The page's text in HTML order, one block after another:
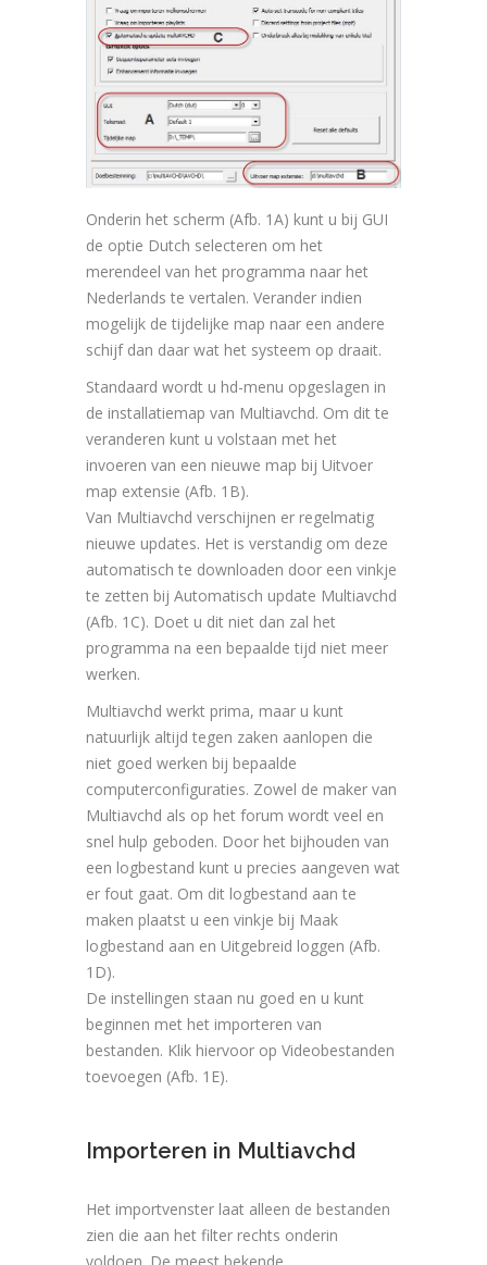
Onderin het scherm (Afb. 1A) kunt u bij GUI
de optie Dutch selecteren om het
merendeel van het programma naar het
Nederlands te vertalen. Verander indien
mogelijk de tijdelijke map naar een andere
schijf dan daar wat het systeem op draait.
Standaard wordt u hd-menu opgeslagen in
de installatiemap van Multiavchd. Om dit te
veranderen kunt u volstaan met het
invoeren van een nieuwe map bij Uitvoer
map extensie (Afb. 1B).
Van Multiavchd verschijnen er regelmatig
nieuwe updates. Het is verstandig om deze
automatisch te downloaden door een vinkje
te zetten bij Automatisch update Multiavchd
(Afb. 1C). Doet u dit niet dan zal het
programma na een bepaalde tijd niet meer
werken.
Multiavchd werkt prima, maar u kunt
natuurlijk altijd tegen zaken aanlopen die
niet goed werken bij bepaalde
computerconfiguraties. Zowel de maker van
Multiavchd als op het forum wordt veel en
snel hulp geboden. Door het bijhouden van
een logbestand kunt u precies aangeven wat
er fout gaat. Om dit logbestand aan te
maken plaatst u een vinkje bij Maak
logbestand aan en Uitgebreid loggen (Afb.
1D).
De instellingen staan nu goed en u kunt
beginnen met het importeren van
bestanden. Klik hiervoor op Videobestanden
toevoegen (Afb. 1E).
Importeren in Multiavchd
Het importvenster laat alleen de bestanden
zien die aan het filter rechts onderin